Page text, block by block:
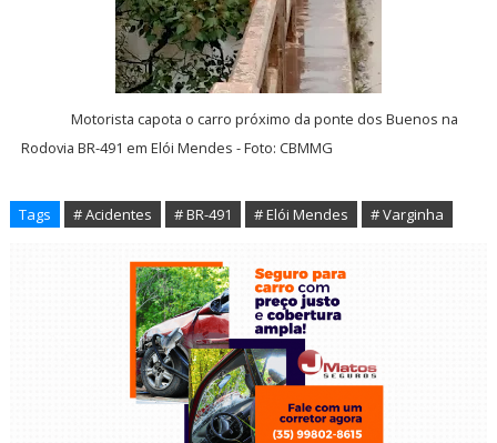
Motorista capota o carro próximo da ponte dos Buenos na
Rodovia BR-491 em Elói Mendes - Foto: CBMMG
Tags # Acidentes # BR-491 # Elói Mendes # Varginha